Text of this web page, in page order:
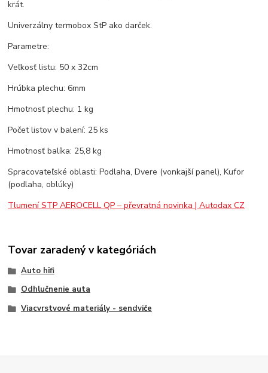
krát.
Univerzálny termobox StP ako darček.
Parametre:
Veľkosť listu: 50 x 32cm
Hrúbka plechu: 6mm
Hmotnosť plechu: 1 kg
Počet listov v balení: 25 ks
Hmotnosť balíka: 25,8 kg
Spracovateľské oblasti: Podlaha, Dvere (vonkajší panel), Kufor
(podlaha, oblúky)
Tlumení STP AEROCELL QP – převratná novinka | Autodax CZ
Tovar zaradený v kategóriách
Auto hifi
Odhlučnenie auta
Viacvrstvové materiály - sendviče